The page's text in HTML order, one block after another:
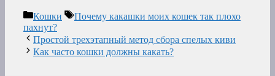
Рубрики
Кошки Метки
Почему какашки моих кошек так плохо
пахнут?
Простой трехэтапный метод сбора спелых киви
Как часто кошки должны какать?